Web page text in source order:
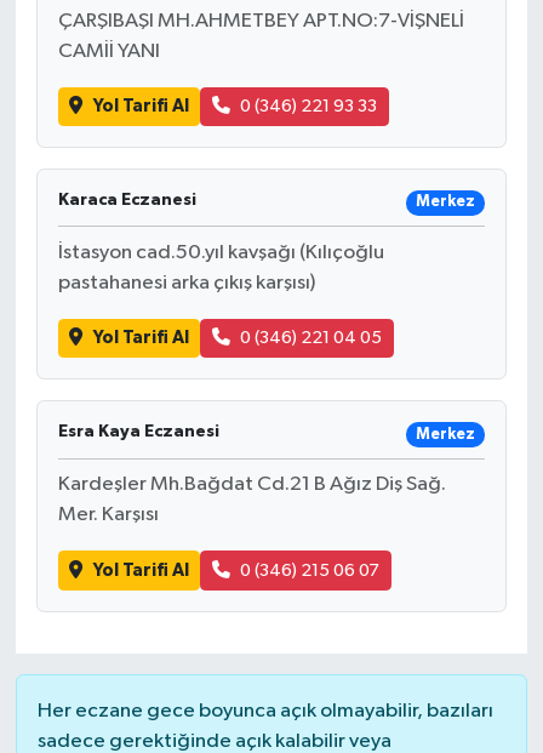
ÇARŞIBAŞI MH.AHMETBEY APT.NO:7-VİŞNELİ
CAMİİ YANI
Yol Tarifi Al 0 (346) 221 93 33
Karaca Eczanesi Merkez
İstasyon cad.50.yıl kavşağı (Kılıçoğlu
pastahanesi arka çıkış karşısı)
Yol Tarifi Al 0 (346) 221 04 05
Esra Kaya Eczanesi Merkez
Kardeşler Mh.Bağdat Cd.21 B Ağız Diş Sağ.
Mer. Karşısı
Yol Tarifi Al 0 (346) 215 06 07
Her eczane gece boyunca açık olmayabilir, bazıları
sadece gerektiğinde açık kalabilir veya